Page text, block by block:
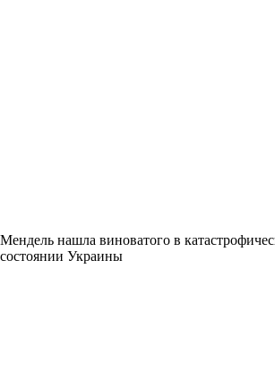
Мендель нашла виноватого в
состоянии Украины